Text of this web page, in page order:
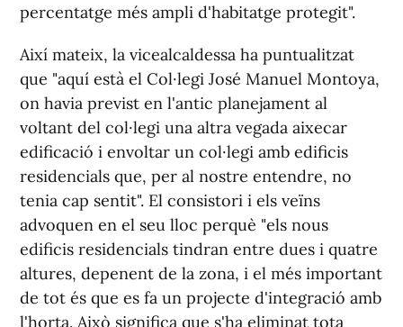
percentatge més ampli d'habitatge protegit".
Així mateix, la vicealcaldessa ha puntualitzat
que "aquí està el Col·legi José Manuel Montoya,
on havia previst en l'antic planejament al
voltant del col·legi una altra vegada aixecar
edificació i envoltar un col·legi amb edificis
residencials que, per al nostre entendre, no
tenia cap sentit". El consistori i els veïns
advoquen en el seu lloc perquè "els nous
edificis residencials tindran entre dues i quatre
altures, depenent de la zona, i el més important
de tot és que es fa un projecte d'integració amb
l'horta. Això significa que s'ha eliminat tota